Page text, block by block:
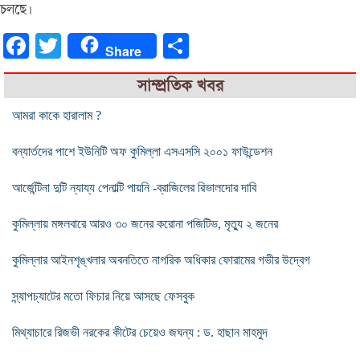
চলছে।
FacebookTwitter Share
সাম্প্রতিক খবর
আমরা কাকে হারালাম ?
বন্যার্তদের পাশে ইউনিটি অফ কুমিল্লা এসএসসি ২০০১ ফাউন্ডেশন
আর্জেন্টিনা দুটি ন্যায্য পেনাল্টি পায়নি -ব্রাজিলের রিভালদোর দাবি
কুমিল্লায় মঙ্গলবারে আরও ৩০ জনের করোনা পজিটিভ, মৃত্যু ২ জনের
কুমিল্লার আইনশৃঙ্খলার অবনতিতে নাগরিক অধিকার ফোরামের গভীর উদ্বেগ
স্ন্যাপচ্যাটের মতো ফিচার নিয়ে আসছে ফেসবুক
মিথ্যাচারে রিজভী নরকের কীটের চেয়েও জঘন্য : ড. হাছান মাহমুদ